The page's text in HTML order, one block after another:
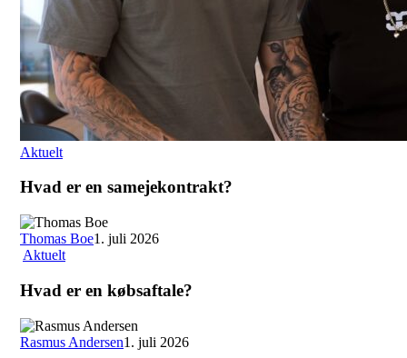
Aktuelt
Hvad er en samejekontrakt?
Thomas Boe1. juli 2026
Aktuelt
Hvad er en købsaftale?
Rasmus Andersen1. juli 2026